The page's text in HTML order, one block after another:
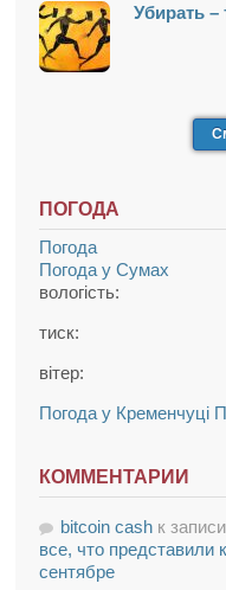
Убирать –
ПОГОДА
Погода
Погода у Сумах
вологість:
тиск:
вітер:
Погода у Кременчуці
КОММЕНТАРИИ
bitcoin cash к записи
все, что представили
сентябре